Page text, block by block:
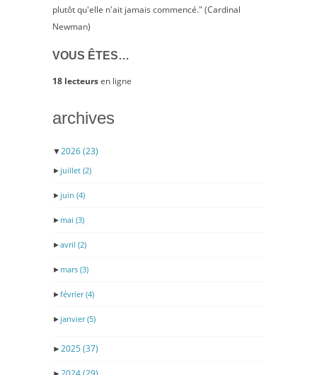
plutôt qu'elle n'ait jamais commencé." (Cardinal
Newman)
VOUS ÊTES…
18 lecteursen ligne
archives
▼2026(23)
► juillet (2)
► juin (4)
► mai (3)
►avril (2)
► mars (3)
►février(4)
► janvier(5)
►2025(37)